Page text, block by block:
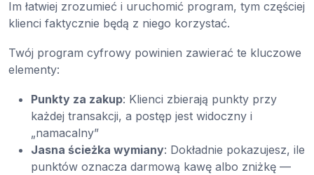
Im łatwiej zrozumieć i uruchomić program, tym częściej
klienci faktycznie będą z niego korzystać.
Twój program cyfrowy powinien zawierać te kluczowe
elementy:
Punkty za zakup: Klienci zbierają punkty przy
każdej transakcji, a postęp jest widoczny i
„namacalny”
Jasna ścieżka wymiany: Dokładnie pokazujesz, ile
punktów oznacza darmową kawę albo zniżkę —